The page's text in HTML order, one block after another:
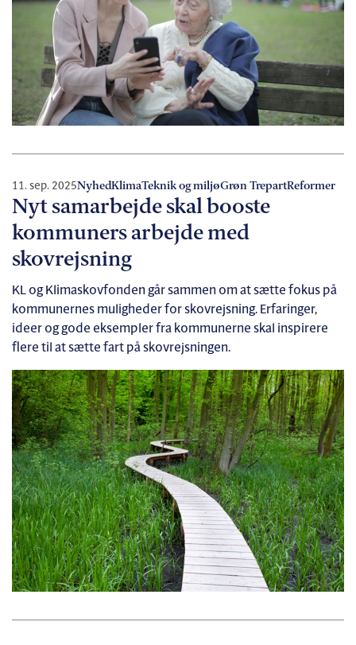
11. sep. 2025NyhedKlimaTeknik og miljøGrøn TrepartReformer
Nyt samarbejde skal booste
kommuners arbejde med
skovrejsning
KL og Klimaskovfonden går sammen om at sætte fokus på
kommunernes muligheder for skovrejsning. Erfaringer,
ideer og gode eksempler fra kommunerne skal inspirere
flere til at sætte fart på skovrejsningen.